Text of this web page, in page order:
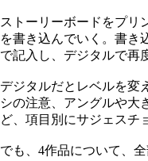
ストーリーボードをプリ
を書き込んでいく。書き
で記入し、デジタルで再
デジタルだとレベルを変
シの注意、アングルや大
ど、項目別にサジェスチ
でも、4作品について、